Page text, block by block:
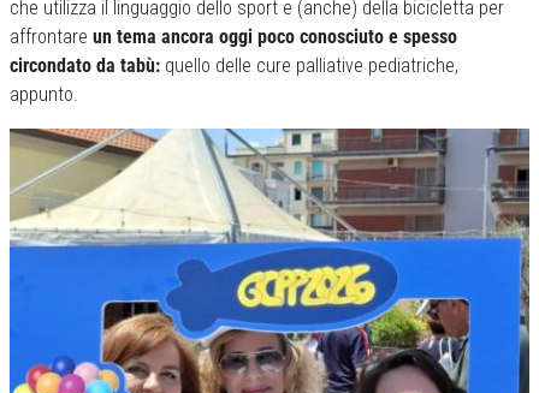
che utilizza il linguaggio dello sport e (anche) della bicicletta per
affrontare un tema ancora oggi poco conosciuto e spesso
circondato da tabù: quello delle cure palliative pediatriche,
appunto.